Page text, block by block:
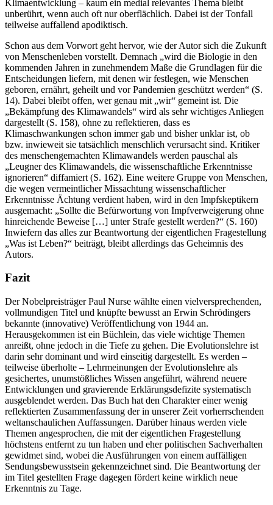
Klimaentwicklung – kaum ein medial relevantes Thema bleibt
unberührt, wenn auch oft nur oberflächlich. Dabei ist der Tonfall
teilweise auffallend apodiktisch.
Schon aus dem Vorwort geht hervor, wie der Autor sich die Zukunft
von Menschenleben vorstellt. Demnach „wird die Biologie in den
kommenden Jahren in zunehmendem Maße die Grundlagen für die
Entscheidungen liefern, mit denen wir festlegen, wie Menschen
geboren, ernährt, geheilt und vor Pandemien geschützt werden“ (S.
14). Dabei bleibt offen, wer genau mit „wir“ gemeint ist. Die
„Bekämpfung des Klimawandels“ wird als sehr wichtiges Anliegen
dargestellt (S. 158), ohne zu reflektieren, dass es
Klimaschwankungen schon immer gab und bisher unklar ist, ob
bzw. inwieweit sie tatsächlich menschlich verursacht sind. Kritiker
des menschengemachten Klimawandels werden pauschal als
„Leugner des Klimawandels, die wissenschaftliche Erkenntnisse
ignorieren“ diffamiert (S. 162). Eine weitere Gruppe von Menschen,
die wegen vermeintlicher Missachtung wissenschaftlicher
Erkenntnisse Ächtung verdient haben, wird in den Impfskeptikern
ausgemacht: „Sollte die Befürwortung von Impfverweigerung ohne
hinreichende Beweise […] unter Strafe gestellt werden?“ (S. 160)
Inwiefern das alles zur Beantwortung der eigentlichen Fragestellung
„Was ist Leben?“ beiträgt, bleibt allerdings das Geheimnis des
Autors.
Fazit
Der Nobelpreisträger Paul Nurse wählte einen vielversprechenden,
vollmundigen Titel und knüpfte bewusst an Erwin Schrödingers
bekannte (innovative) Veröffentlichung von 1944 an.
Herausgekommen ist ein Büchlein, das viele wichtige Themen
anreißt, ohne jedoch in die Tiefe zu gehen. Die Evolutionslehre ist
darin sehr dominant und wird einseitig dargestellt. Es werden –
teilweise überholte – Lehrmeinungen der Evolutionslehre als
gesichertes, unumstößliches Wissen angeführt, während neuere
Entwicklungen und gravierende Erklärungsdefizite systematisch
ausgeblendet werden. Das Buch hat den Charakter einer wenig
reflektierten Zusammenfassung der in unserer Zeit vorherrschenden
weltanschaulichen Auffassungen. Darüber hinaus werden viele
Themen angesprochen, die mit der eigentlichen Fragestellung
höchstens entfernt zu tun haben und eher politischen Sachverhalten
gewidmet sind, wobei die Ausführungen von einem auffälligen
Sendungsbewusstsein gekennzeichnet sind. Die Beantwortung der
im Titel gestellten Frage dagegen fördert keine wirklich neue
Erkenntnis zu Tage.